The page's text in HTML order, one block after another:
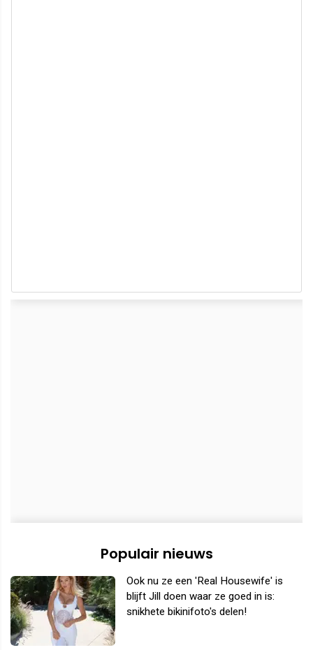
Populair nieuws
Ook nu ze een 'Real Housewife' is
blijft Jill doen waar ze goed in is:
snikhete bikinifoto's delen!